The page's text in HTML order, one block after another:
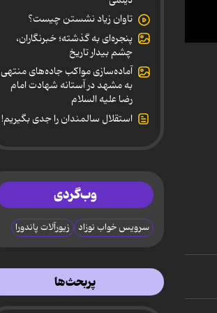
0
تاوان زیاد نشستن چیست؟
پنجره‌ای به گذشته؛ خبرنگاران،
چشم بیدار تاریخ
آماده‌سازی مواکب جاده‌های منتهی
به مشهد در آستانه شهادت امام
رضا علیه السلام
استقلال سالمندان را جدی بگیریم!
وب‌گردی
سرویس خواب نوزاد زیورآلات پاندورا
پربحث‌ها